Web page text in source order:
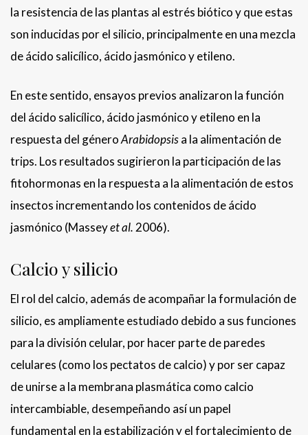
la resistencia de las plantas al estrés biótico y que estas
son inducidas por el silicio, principalmente en una mezcla
de ácido salicílico, ácido jasmónico y etileno.
En este sentido, ensayos previos analizaron la función
del ácido salicílico, ácido jasmónico y etileno en la
respuesta del géneroArabidopsisa la alimentación de
trips. Los resultados sugirieron la participación de las
fitohormonas en la respuesta a la alimentación de estos
insectos incrementando los contenidos de ácido
jasmónico (Masseyet al. 2006).
Calcio y silicio
El rol del calcio, además de acompañar la formulación de
silicio, es ampliamente estudiado debido a sus funciones
para la división celular, por hacer parte de paredes
celulares (como los pectatos de calcio) y por ser capaz
de unirse a la membrana plasmática como calcio
intercambiable, desempeñando así un papel
fundamental en la estabilización y el fortalecimiento de